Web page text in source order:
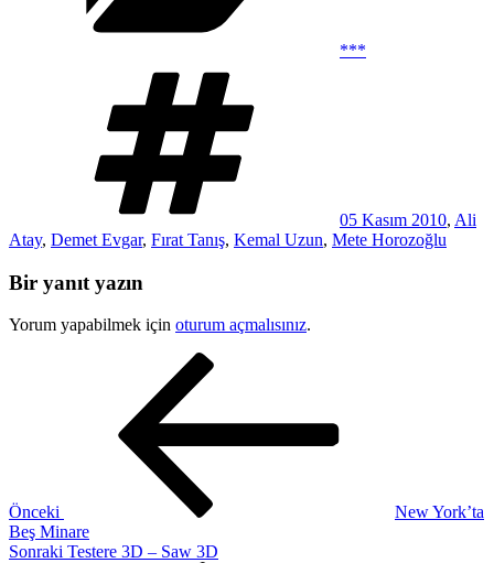
***
05 Kasım 2010, Ali
Atay, Demet Evgar, Fırat Tanış, Kemal Uzun, Mete Horozoğlu
Bir yanıt yazın
Yorum yapabilmek için oturum açmalısınız.
Önceki
New York’ta
Beş Minare
Sonraki
Sonraki Testere 3D – Saw 3D